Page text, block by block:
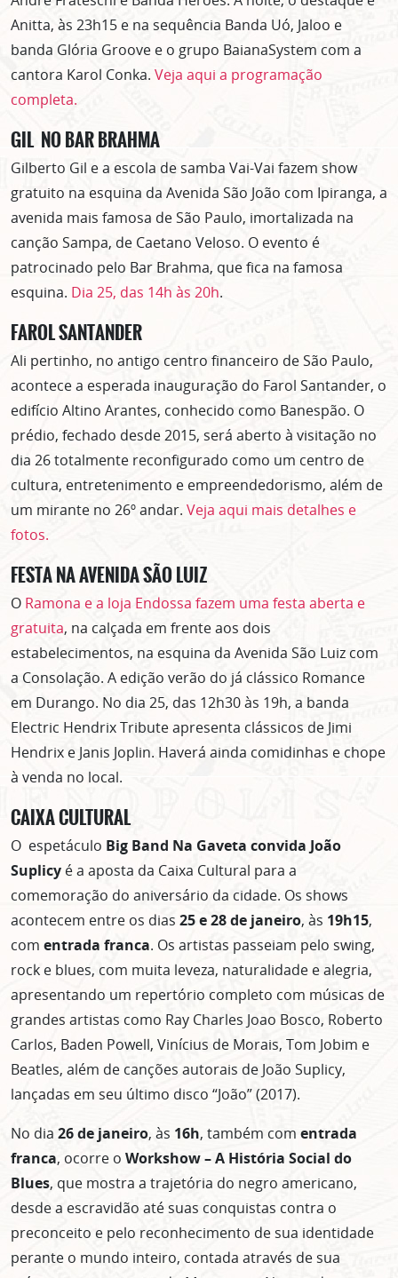
Anitta, às 23h15 e na sequência Banda Uó, Jaloo e
banda Glória Groove e o grupo BaianaSystem com a
cantora Karol Conka. Veja aqui a programação
completa.
GIL NO BAR BRAHMA
Gilberto Gil e a escola de samba Vai-Vai fazem show
gratuito na esquina da Avenida São João com Ipiranga, a
avenida mais famosa de São Paulo, imortalizada na
canção Sampa, de Caetano Veloso. O evento é
patrocinado pelo Bar Brahma, que fica na famosa
esquina. Dia 25, das 14h às 20h.
FAROL SANTANDER
Ali pertinho, no antigo centro financeiro de São Paulo,
acontece a esperada inauguração do Farol Santander, o
edifício Altino Arantes, conhecido como Banespão. O
prédio, fechado desde 2015, será aberto à visitação no
dia 26 totalmente reconfigurado como um centro de
cultura, entretenimento e empreendedorismo, além de
um mirante no 26º andar. Veja aqui mais detalhes e
fotos.
FESTA NA AVENIDA SÃO LUIZ
O Ramona e a loja Endossa fazem uma festa aberta e
gratuita, na calçada em frente aos dois
estabelecimentos, na esquina da Avenida São Luiz com
a Consolação. A edição verão do já clássico Romance
em Durango. No dia 25, das 12h30 às 19h, a banda
Electric Hendrix Tribute apresenta clássicos de Jimi
Hendrix e Janis Joplin. Haverá ainda comidinhas e chope
à venda no local.
CAIXA CULTURAL
O espetáculo Big Band Na Gaveta convida João
Suplicy é a aposta da Caixa Cultural para a
comemoração do aniversário da cidade. Os shows
acontecem entre os dias 25 e 28 de janeiro, às 19h15,
com entrada franca. Os artistas passeiam pelo swing,
rock e blues, com muita leveza, naturalidade e alegria,
apresentando um repertório completo com músicas de
grandes artistas como Ray Charles Joao Bosco, Roberto
Carlos, Baden Powell, Vinícius de Morais, Tom Jobim e
Beatles, além de canções autorais de João Suplicy,
lançadas em seu último disco “João” (2017).
No dia 26 de janeiro, às 16h, também com entrada
franca, ocorre o Workshow – A História Social do
Blues, que mostra a trajetória do negro americano,
desde a escravidão até suas conquistas contra o
preconceito e pelo reconhecimento de sua identidade
perante o mundo inteiro, contada através de sua